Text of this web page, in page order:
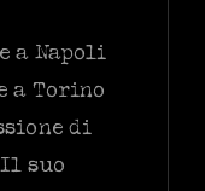
a Napoli
a Torino
di
suo